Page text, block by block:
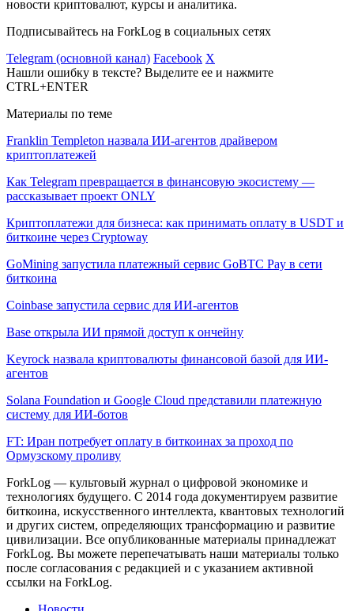
новости криптовалют, курсы и аналитика.
Подписывайтесь на ForkLog в социальных сетях
Telegram (основной канал) Facebook X
Нашли ошибку в тексте? Выделите ее и нажмите
CTRL+ENTER
Материалы по теме
Franklin Templeton назвала ИИ-агентов драйвером
криптоплатежей
Как Telegram превращается в финансовую экосистему —
рассказывает проект ONLY
Криптоплатежи для бизнеса: как принимать оплату в USDT и
биткоине через Cryptoway
GoMining запустила платежный сервис GoBTC Pay в сети
биткоина
Coinbase запустила сервис для ИИ-агентов
Base открыла ИИ прямой доступ к ончейну
Keyrock назвала криптовалюты финансовой базой для ИИ-
агентов
Solana Foundation и Google Cloud представили платежную
систему для ИИ-ботов
FT: Иран потребует оплату в биткоинах за проход по
Ормузскому проливу
ForkLog — культовый журнал о цифровой экономике и
технологиях будущего. С 2014 года документируем развитие
биткоина, искусственного интеллекта, квантовых технологий
и других систем, определяющих трансформацию и развитие
цивилизации. Все опубликованные материалы принадлежат
ForkLog. Вы можете перепечатывать наши материалы только
после согласования с редакцией и с указанием активной
ссылки на ForkLog.